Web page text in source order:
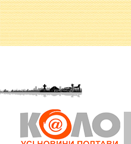
Головна » Новини »
День українського козацтва